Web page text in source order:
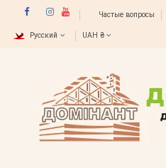
Частые вопросы
Русский UAH ₴